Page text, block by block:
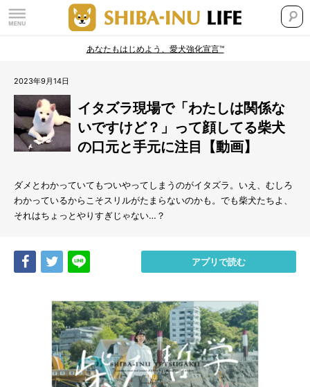
あなたもはじめよう、愛犬強化宣言™
2023年9月14日
イタズラ現場で「わたしは関係な
いですけど？」って顔してる柴犬
の口元と手元に注目【動画】
ダメとわかっていてもついやってしまうのがイタズラ。いえ、むしろ
わかっているからこそスリルがたまらないのかも。でも柴犬たちよ、
それはちょっとやりすぎじゃない…？
Share Tweet アプリで読む